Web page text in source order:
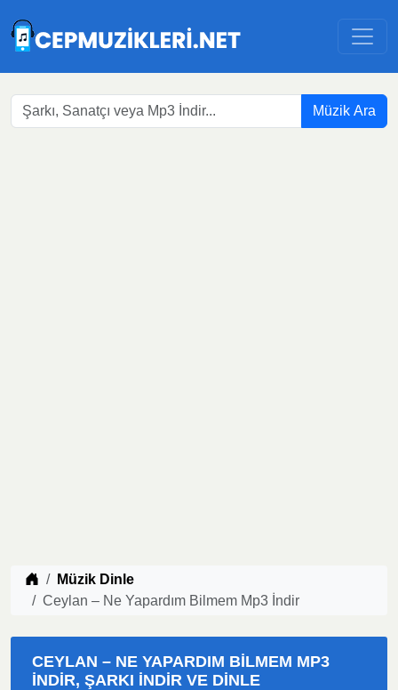
Müzik Ara
Müzik indir
Müzik Dinle
Ceylan – Ne Yapardım Bilmem Mp3 İndir
CEYLAN – NE YAPARDIM BILMEM MP3
İNDIR, ŞARKI İNDIR VE DINLE